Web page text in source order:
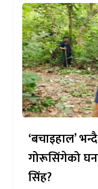
‘बचाइहाल’
गोरूसिंगेको
सिंह?